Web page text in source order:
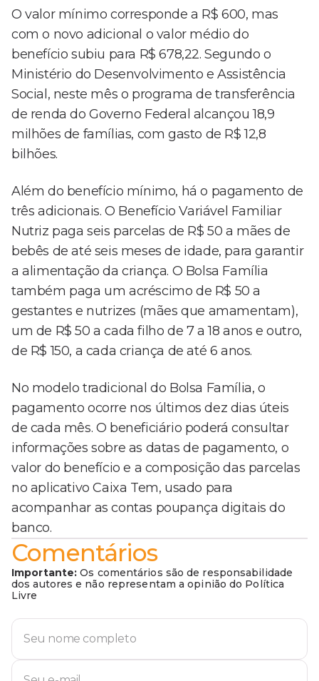
O valor mínimo corresponde a R$ 600, mas
com o novo adicional o valor médio do
benefício subiu para R$ 678,22. Segundo o
Ministério do Desenvolvimento e Assistência
Social, neste mês o programa de transferência
de renda do Governo Federal alcançou 18,9
milhões de famílias, com gasto de R$ 12,8
bilhões.
Além do benefício mínimo, há o pagamento de
três adicionais. O Benefício Variável Familiar
Nutriz paga seis parcelas de R$ 50 a mães de
bebês de até seis meses de idade, para garantir
a alimentação da criança. O Bolsa Família
também paga um acréscimo de R$ 50 a
gestantes e nutrizes (mães que amamentam),
um de R$ 50 a cada filho de 7 a 18 anos e outro,
de R$ 150, a cada criança de até 6 anos.
No modelo tradicional do Bolsa Família, o
pagamento ocorre nos últimos dez dias úteis
de cada mês. O beneficiário poderá consultar
informações sobre as datas de pagamento, o
valor do benefício e a composição das parcelas
no aplicativo Caixa Tem, usado para
acompanhar as contas poupança digitais do
banco.
Comentários
Importante: Os comentários são de responsabilidade
dos autores e não representam a opinião do Política
Livre